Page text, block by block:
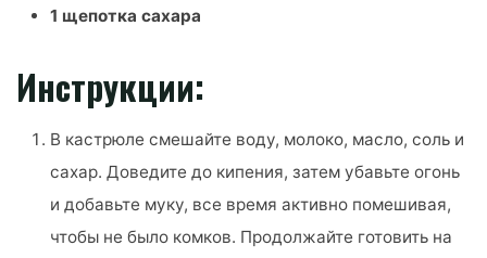
1 щепотка сахара
Инструкции:
В кастрюле смешайте воду, молоко, масло, соль и
сахар. Доведите до кипения, затем убавьте огонь
и добавьте муку, все время активно помешивая,
чтобы не было комков. Продолжайте готовить на